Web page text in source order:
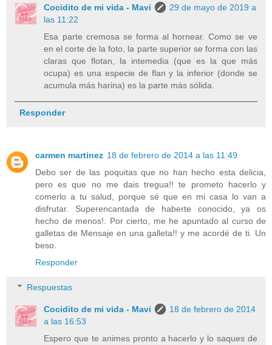
Cocidito de mi vida - Mavi
29 de mayo de 2019 a
las 11:22
Esa parte cremosa se forma al hornear. Como se ve
en el corte de la foto, la parte superior se forma con las
claras que flotan, la intemedia (que es la que más
ocupa) es una especie de flan y la inferior (donde se
acumula más harina) es la parte más sólida.
Responder
carmen martinez 18 de febrero de 2014 a las 11:49
Debo ser de las poquitas que no han hecho esta delicia,
pero es que no me dais tregua!! te prometo hacerlo y
comerlo a tu salud, porque sé que en mi casa lo van a
disfrutar. Superencantada de haberte conocido, ya os
hecho de menos!. Por cierto, me he apuntado al curso de
galletas de Mensaje en una galleta!! y me acordé de ti. Un
beso.
Responder
Respuestas
Cocidito de mi vida - Mavi
18 de febrero de 2014
a las 16:53
Espero que te animes pronto a hacerlo y lo saques de